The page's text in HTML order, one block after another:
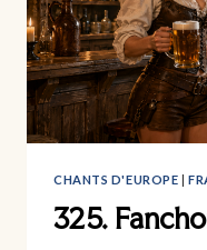
CHANTS D'EUROPE |
325.